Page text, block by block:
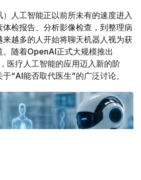
）人工智能正以前所未有的速度进入
检报告、分析影像检查，到整理病
来越多的人开始将聊天机器人视为获
随着OpenAI正式大规模推出
医疗人工智能的应用迈入新的阶
“AI能否取代医生”的广泛讨论。